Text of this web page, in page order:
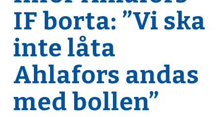
IF borta: ”Vi ska
inte låta
Ahlafors andas
med bollen”